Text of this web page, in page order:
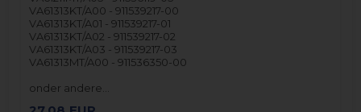
VA61313KT/A00 - 911539217-00
VA61313KT/A01 - 911539217-01
VA61313KT/A02 - 911539217-02
VA61313KT/A03 - 911539217-03
VA61313MT/A00 - 911536350-00
onder andere…